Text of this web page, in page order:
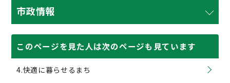
市政情報
このページを見た人は次のページも見ています
4.快適に暮らせるまち